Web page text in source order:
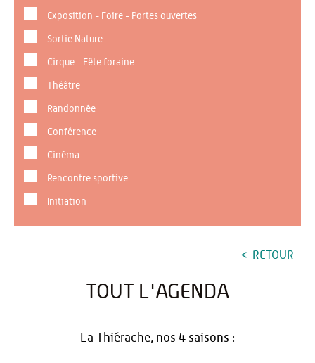
Exposition - Foire - Portes ouvertes
Sortie Nature
Cirque - Fête foraine
Théâtre
Randonnée
Conférence
Cinéma
Rencontre sportive
Initiation
RETOUR
TOUT L'AGENDA
La Thiérache, nos 4 saisons :